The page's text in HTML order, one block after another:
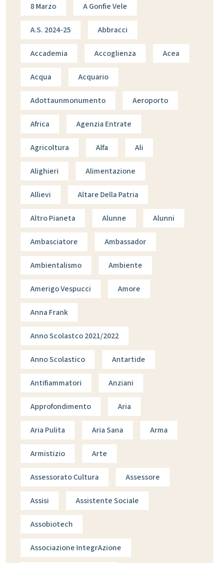
8 Marzo A Gonfie Vele
A.s. 2024-25 Abbracci
Accademia Accoglienza Acea
Acqua Acquario
Adottaunmonumento Aeroporto
Africa Agenzia Entrate
Agricoltura Alfa Ali
Alighieri Alimentazione
Allievi Altare Della Patria
Altro Pianeta Alunne Alunni
Ambasciatore Ambassador
Ambientalismo Ambiente
Amerigo Vespucci Amore
Anna Frank
Anno Scolastco 2021/2022
Anno Scolastico Antartide
Antifiammatori Anziani
Approfondimento Aria
Aria Pulita Aria Sana Arma
Armistizio Arte
Assessorato Cultura Assessore
Assisi Assistente Sociale
Assobiotech
Associazione IntegrAzione